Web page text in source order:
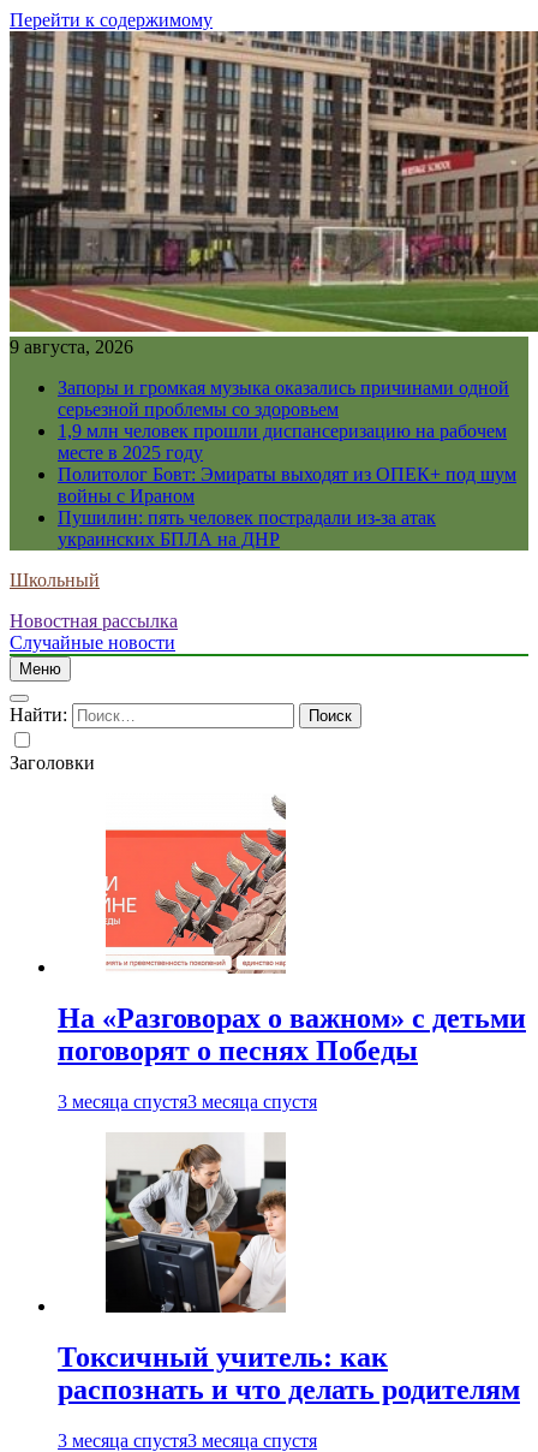
Перейти к содержимому
9 августа, 2026
Запоры и громкая музыка оказались причинами одной
серьезной проблемы со здоровьем
1,9 млн человек прошли диспансеризацию на рабочем
месте в 2025 году
Политолог Бовт: Эмираты выходят из ОПЕК+ под шум
войны с Ираном
Пушилин: пять человек пострадали из-за атак
украинских БПЛА на ДНР
Школьный
Новостная рассылка
Случайные новости
Меню
Найти:
Заголовки
На «Разговорах о важном» с детьми
поговорят о песнях Победы
3 месяца спустя3 месяца спустя
Токсичный учитель: как
распознать и что делать родителям
3 месяца спустя3 месяца спустя